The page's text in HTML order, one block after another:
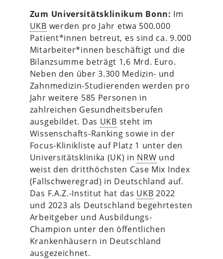
Zum Universitätsklinikum Bonn: Im
UKB werden pro Jahr etwa 500.000
Patient*innen betreut, es sind ca. 9.000
Mitarbeiter*innen beschäftigt und die
Bilanzsumme beträgt 1,6 Mrd. Euro.
Neben den über 3.300 Medizin- und
Zahnmedizin-Studierenden werden pro
Jahr weitere 585 Personen in
zahlreichen Gesundheitsberufen
ausgebildet. Das UKB steht im
Wissenschafts-Ranking sowie in der
Focus-Klinikliste auf Platz 1 unter den
Universitätsklinika (UK) in NRW und
weist den dritthöchsten Case Mix Index
(Fallschweregrad) in Deutschland auf.
Das F.A.Z.-Institut hat das UKB 2022
und 2023 als Deutschland begehrtesten
Arbeitgeber und Ausbildungs-
Champion unter den öffentlichen
Krankenhäusern in Deutschland
ausgezeichnet.